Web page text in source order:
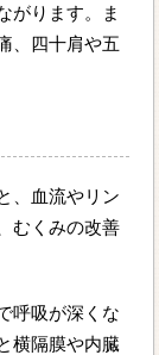
がります。ま
、四十肩や五
、血流やリン
むくみの改善
呼吸が深くな
横隔膜や内臓